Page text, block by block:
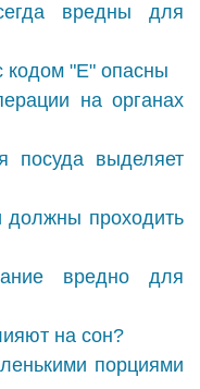
вредны для
"Е" опасны
на органах
посуда выделяет
должны проходить
вредно для
на сон?
порциями